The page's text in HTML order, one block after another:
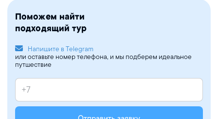
Поможем найти
подходящий тур
Напишите в Telegram
или оставьте номер телефона, и мы подберем идеальное
путшествие